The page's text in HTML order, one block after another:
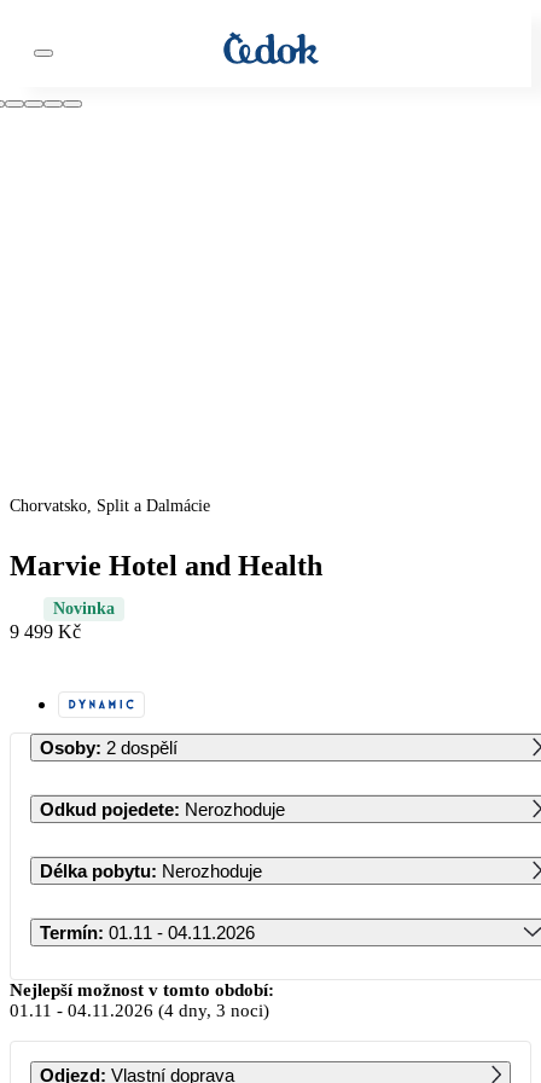
Chorvatsko, Split a Dalmácie
Marvie Hotel and Health
Novinka
9 499 Kč
Osoby: 2 dospělí
Odkud pojedete: Nerozhoduje
Délka pobytu: Nerozhoduje
Termín: 01.11 - 04.11.2026
Listopad 2026
PO ÚT ST ČT PÁ SO NE
Nejlepší možnost v tomto období:
01.11 - 04.11.2026 (4 dny, 3 noci)
Odjezd: Vlastní doprava